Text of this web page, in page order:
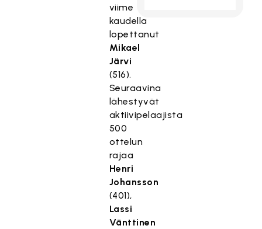
viime
kaudella
lopettanut
Mikael
Järvi
(516).
Seuraavina
lähestyvät
aktiivipelaajista
500
ottelun
rajaa
Henri
Johansson
(401),
Lassi
Vänttinen